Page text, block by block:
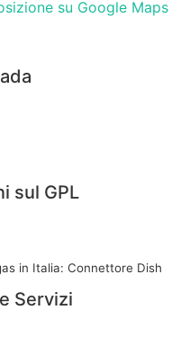
su Google Maps
sul GPL
in Italia: Connettore Dish
Servizi